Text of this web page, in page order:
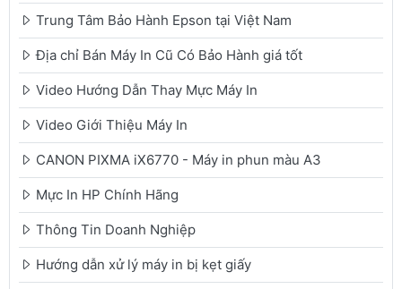
Trung Tâm Bảo Hành Epson tại Việt Nam
Địa chỉ Bán Máy In Cũ Có Bảo Hành giá tốt
Video Hướng Dẫn Thay Mực Máy In
Video Giới Thiệu Máy In
CANON PIXMA iX6770 - Máy in phun màu A3
Mực In HP Chính Hãng
Thông Tin Doanh Nghiệp
Hướng dẫn xử lý máy in bị kẹt giấy